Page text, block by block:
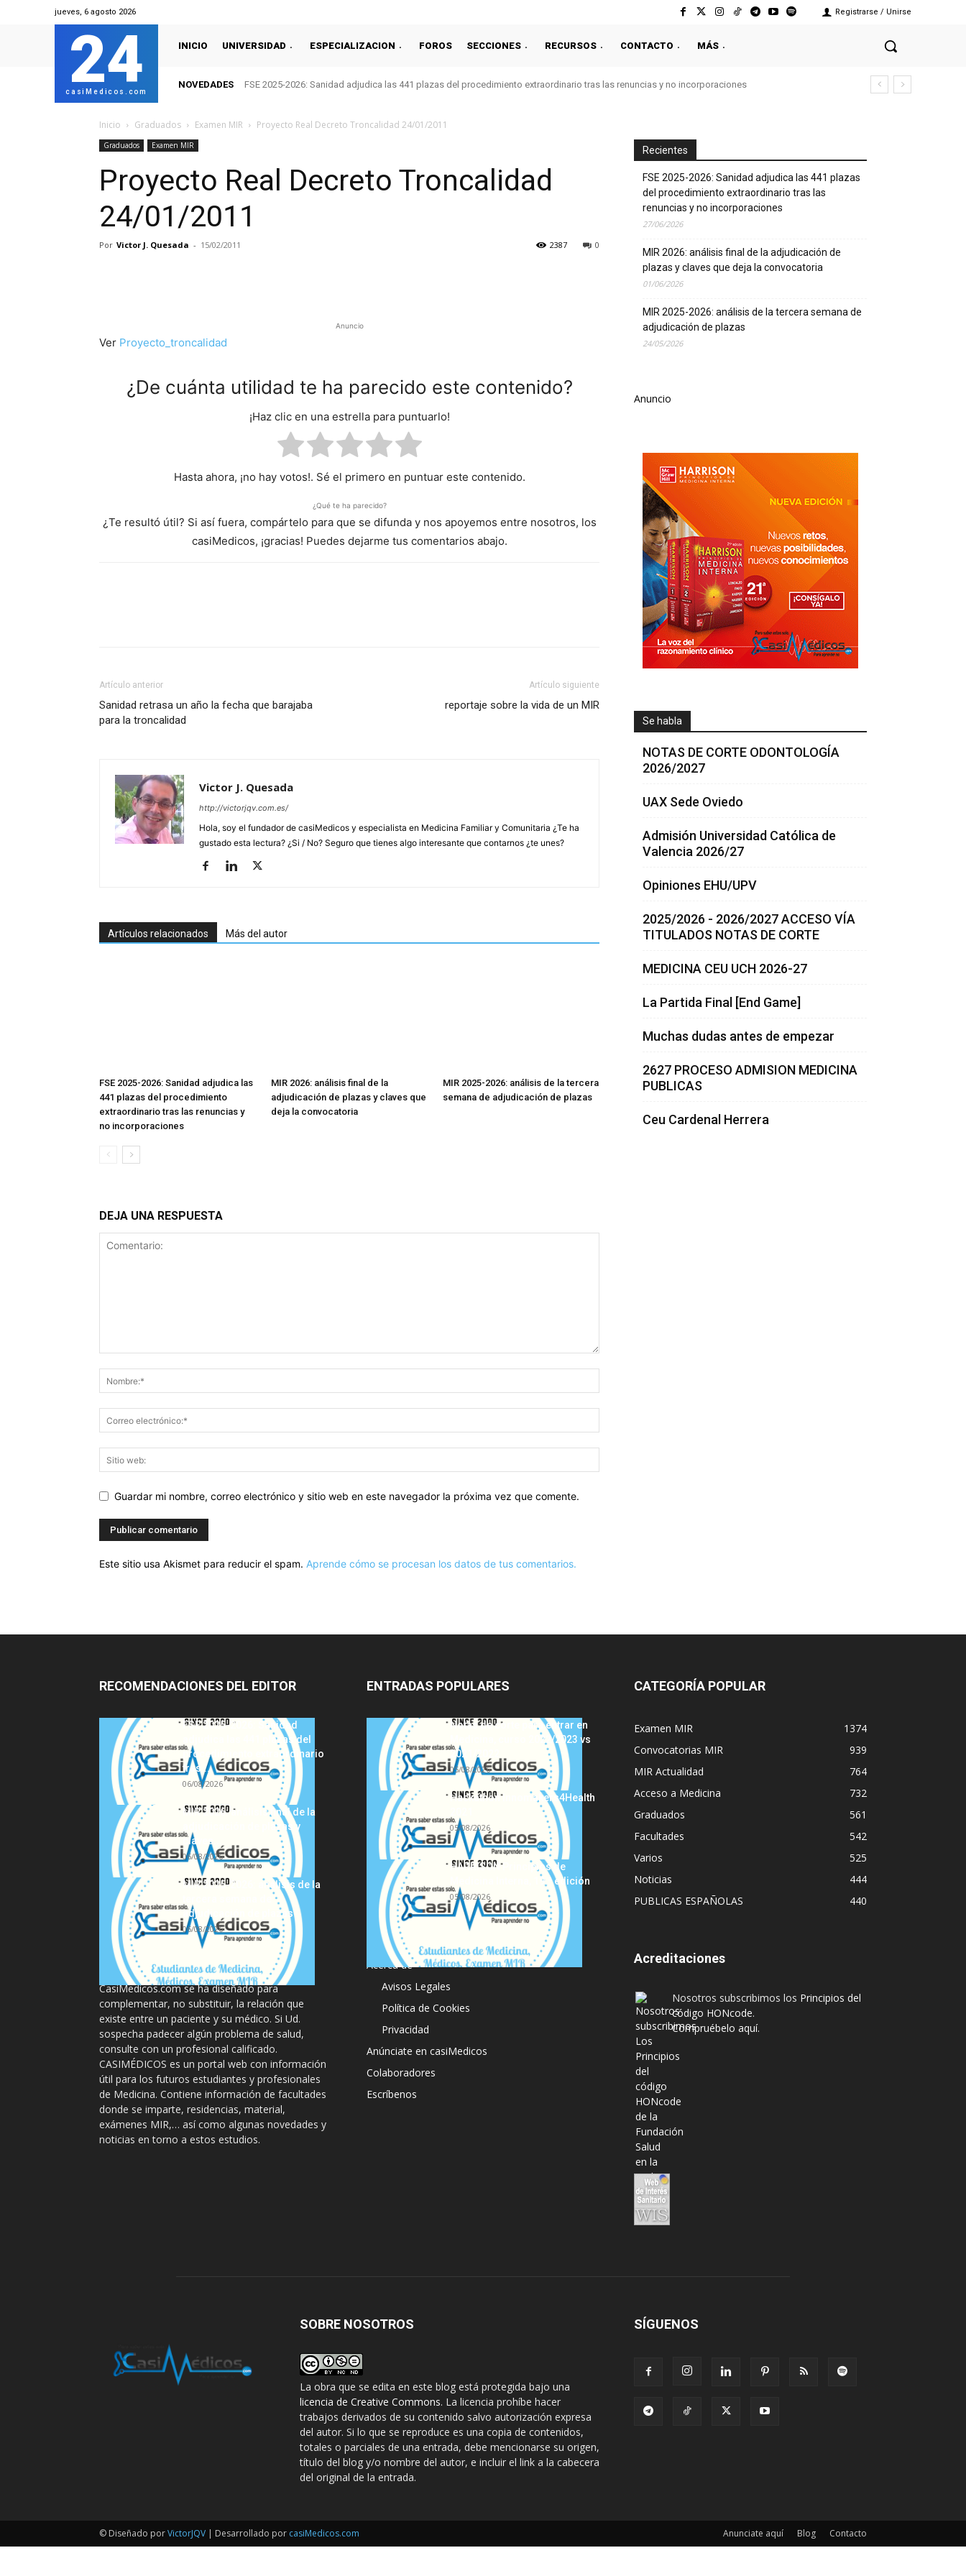
jueves, 6 agosto 2026 Registrarse / Unirse
24
casiMedicos.com
INICIO UNIVERSIDAD ESPECIALIZACION FOROS SECCIONES RECURSOS CONTACTO MÁS
NOVEDADES FSE 2025-2026: Sanidad adjudica las 441 plazas del procedimiento extraordinario tras las renuncias y no incorporaciones
Inicio Graduados Examen MIR Proyecto Real Decreto Troncalidad 24/01/2011
Graduados Examen MIR
Proyecto Real Decreto Troncalidad
24/01/2011
Por Victor J. Quesada - 15/02/2011 0
2387
Anuncio
Ver Proyecto_troncalidad
¿De cuánta utilidad te ha parecido este contenido?
¡Haz clic en una estrella para puntuarlo!
Hasta ahora, ¡no hay votos!. Sé el primero en puntuar este contenido.
¿Qué te ha parecido?
¿Te resultó útil? Si así fuera, compártelo para que se difunda y nos apoyemos entre nosotros, los
casiMedicos, ¡gracias! Puedes dejarme tus comentarios abajo.
Artículo anterior
Sanidad retrasa un año la fecha que barajaba
para la troncalidad
Artículo siguiente
reportaje sobre la vida de un MIR
Victor J. Quesada
http://victorjqv.com.es/
Hola, soy el fundador de casiMedicos y especialista en Medicina Familiar y Comunitaria ¿Te ha
gustado esta lectura? ¿Si / No? Seguro que tienes algo interesante que contarnos ¿te unes?
Artículos relacionados Más del autor
FSE 2025-2026: Sanidad adjudica las
441 plazas del procedimiento
extraordinario tras las renuncias y
no incorporaciones
MIR 2026: análisis final de la
adjudicación de plazas y claves que
deja la convocatoria
MIR 2025-2026: análisis de la tercera
semana de adjudicación de plazas
DEJA UNA RESPUESTA
Guardar mi nombre, correo electrónico y sitio web en este navegador la próxima vez que comente.
Este sitio usa Akismet para reducir el spam. Aprende cómo se procesan los datos de tus comentarios.
Recientes
FSE 2025-2026: Sanidad adjudica las 441 plazas
del procedimiento extraordinario tras las
renuncias y no incorporaciones
27/06/2026
MIR 2026: análisis final de la adjudicación de
plazas y claves que deja la convocatoria
01/06/2026
MIR 2025-2026: análisis de la tercera semana de
adjudicación de plazas
24/05/2026
Anuncio
Se habla
NOTAS DE CORTE ODONTOLOGÍA
2026/2027
UAX Sede Oviedo
Admisión Universidad Católica de
Valencia 2026/27
Opiniones EHU/UPV
2025/2026 - 2026/2027 ACCESO VÍA
TITULADOS NOTAS DE CORTE
MEDICINA CEU UCH 2026-27
La Partida Final [End Game]
Muchas dudas antes de empezar
2627 PROCESO ADMISION MEDICINA
PUBLICAS
Ceu Cardenal Herrera
RECOMENDACIONES DEL EDITOR
FSE 2025-2026: Sanidad
adjudica las 441 plazas del
procedimiento extraordinario
tras...
06/08/2026
MIR 2026: análisis final de la
adjudicación de plazas y
claves...
06/08/2026
MIR 2025-2026: análisis de la
adjudicación de plazas
06/08/2026
La información proporcionada en
CasiMedicos.com se ha diseñado para
complementar, no substituir, la relación que
existe entre un paciente y su médico. Si Ud.
sospecha padecer algún problema de salud,
consulte con un profesional calificado.
CASIMÉDICOS es un portal web con información
útil para los futuros estudiantes y profesionales
de Medicina. Contiene información de facultades
donde se imparte, residencias, material,
exámenes MIR,… así como algunas novedades y
noticias en torno a estos estudios.
ENTRADAS POPULARES
Notas de corte para entrar en
Medicina, curso 2022/2023 vs
2021/2022
05/08/2026
Hackathon Innomakers4Health
05/08/2026
HARRISON Principios de
Medicina Interna, 19.ª edición
05/08/2026
Acerca de
Avisos Legales
Política de Cookies
Privacidad
Anúnciate en casiMedicos
Colaboradores
Escríbenos
CATEGORÍA POPULAR
Examen MIR
1374
Convocatorias MIR
939
MIR Actualidad
764
Acceso a Medicina
732
Graduados
561
Facultades
542
Varios
525
Noticias
444
PUBLICAS ESPAÑOLAS
440
Acreditaciones
Nosotros subscribimos los Principios del
código HONcode.
Compruébelo aquí.
SOBRE NOSOTROS
La obra que se edita en este blog está protegida bajo una
licencia de Creative Commons. La licencia prohíbe hacer
trabajos derivados de su contenido salvo autorización expresa
del autor. Si lo que se reproduce es una copia de contenidos,
totales o parciales de una entrada, debe mencionarse su origen,
título del blog y/o nombre del autor, e incluir el link a la cabecera
del original de la entrada.
SÍGUENOS
Anunciate aquí Blog Contacto
© Diseñado porVictorJQV | Desarrollado por casiMedicos.com